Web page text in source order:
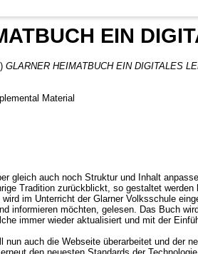
EIN
GLARNER HEIMATBUCH EIN DIGITALES
Material
gleich auch noch Struktur und Inhalt
Tradition zurückblickt, so gestaltet
im Unterricht der Glarner Volksschule
informieren möchten, gelesen. Das Buch
immer wieder aktualisiert und mit der
auch die Webseite überarbeitet und der